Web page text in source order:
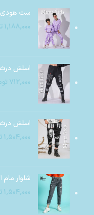
ست هودی
۱,۱۸۸,۰۰۰
اسلش
۷۱۲,۰۰۰
اسلش
۱,۵۰۴,۰۰۰
شلوار مام
۱,۵۰۴,۰۰۰